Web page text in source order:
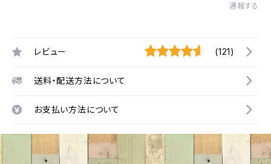
通報する
レビュー (121)
送料・配送方法について
お支払い方法について